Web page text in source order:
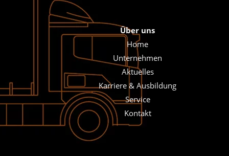
Über uns
Home
Unternehmen
Aktuelles
Karriere & Ausbildung
Service
Kontakt